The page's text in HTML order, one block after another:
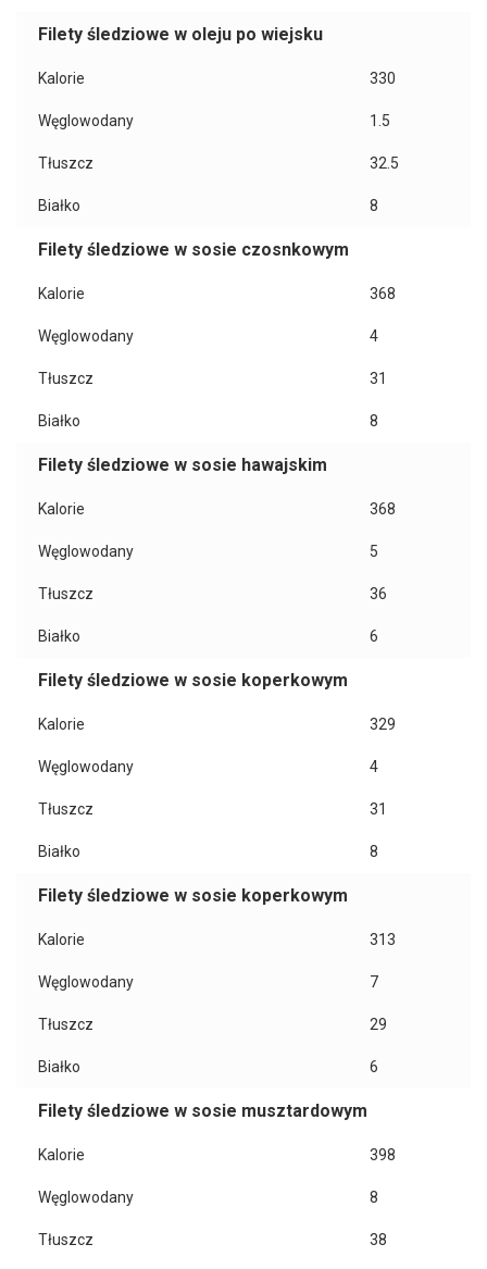
Filety śledziowe w oleju po wiejsku
Kalorie 330
Węglowodany 1.5
Tłuszcz 32.5
Białko 8
Filety śledziowe w sosie czosnkowym
Kalorie 368
Węglowodany 4
Tłuszcz 31
Białko 8
Filety śledziowe w sosie hawajskim
Kalorie 368
Węglowodany 5
Tłuszcz 36
Białko 6
Filety śledziowe w sosie koperkowym
Kalorie 329
Węglowodany 4
Tłuszcz 31
Białko 8
Filety śledziowe w sosie koperkowym
Kalorie 313
Węglowodany 7
Tłuszcz 29
Białko 6
Filety śledziowe w sosie musztardowym
Kalorie 398
Węglowodany 8
Tłuszcz 38